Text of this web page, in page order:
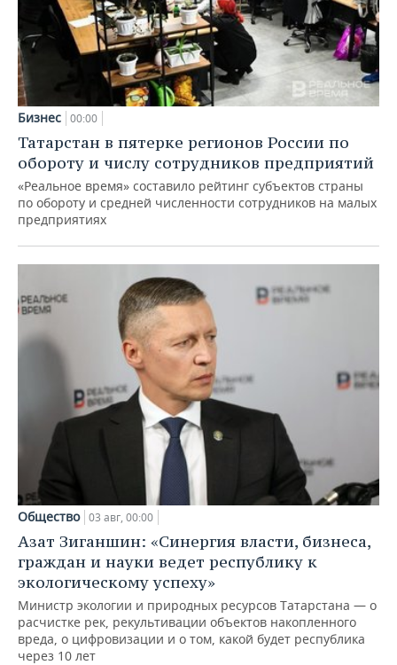
Бизнес 00:00
Татарстан в пятерке регионов России по
обороту и числу сотрудников предприятий
«Реальное время» составило рейтинг субъектов страны
по обороту и средней численности сотрудников на малых
предприятиях
Общество 03 авг, 00:00
Азат Зиганшин: «Синергия власти, бизнеса,
граждан и науки ведет республику к
экологическому успеху»
Министр экологии и природных ресурсов Татарстана — о
расчистке рек, рекультивации объектов накопленного
вреда, о цифровизации и о том, какой будет республика
через 10 лет